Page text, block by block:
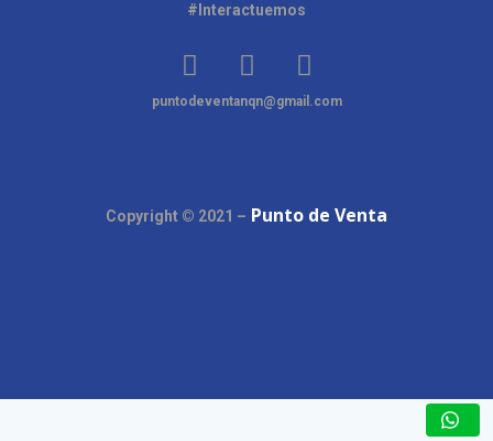
#Interactuemos
puntodeventanqn@gmail.com
Copyright © 2021 – Punto de Venta